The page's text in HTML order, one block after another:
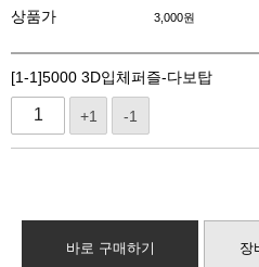
상품가 3,000원
[1-1]5000 3D입체퍼즐-다보탑
+1 -1
바로 구매하기 장